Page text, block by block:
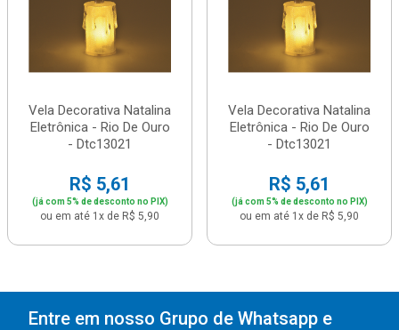
Vela Decorativa Natalina
Eletrônica - Rio De Ouro
- Dtc13021
R$ 5,61
(já com 5% de desconto no PIX)
ou em até 1x de R$ 5,90
Vela Decorativa Natalina
Eletrônica - Rio De Ouro
- Dtc13021
R$ 5,61
(já com 5% de desconto no PIX)
ou em até 1x de R$ 5,90
Entre em nosso Grupo de Whatsapp e